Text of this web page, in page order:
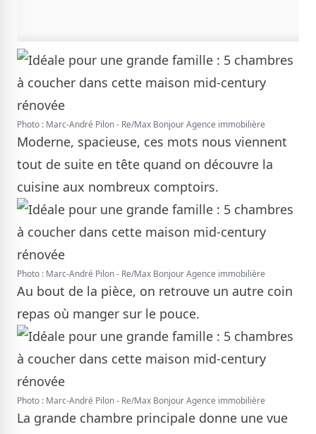
Photo : Marc-André Pilon - Re/Max Bonjour Agence immobilière
Moderne, spacieuse, ces mots nous viennent
tout de suite en tête quand on découvre la
cuisine aux nombreux comptoirs.
Photo : Marc-André Pilon - Re/Max Bonjour Agence immobilière
Au bout de la pièce, on retrouve un autre coin
repas où manger sur le pouce.
Photo : Marc-André Pilon - Re/Max Bonjour Agence immobilière
La grande chambre principale donne une vue